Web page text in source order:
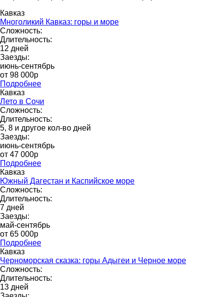
Кавказ
Многоликий Кавказ: горы и море
Сложность:
Длительность:
12 дней
Заезды:
июнь-сентябрь
от 98 000p
Подробнее
Кавказ
Лето в Сочи
Сложность:
Длительность:
5, 8 и другое кол-во дней
Заезды:
июнь-сентябрь
от 47 000р
Подробнее
Кавказ
Южный Дагестан и Каспийское море
Сложность:
Длительность:
7 дней
Заезды:
май-сентябрь
от 65 000p
Подробнее
Кавказ
Черноморская сказка: горы Адыгеи и Черное море
Сложность:
Длительность:
13 дней